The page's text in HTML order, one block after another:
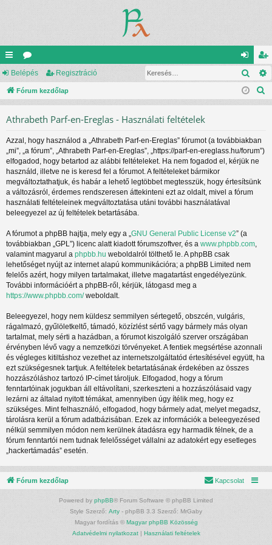
yo
rs
ór
u
el
ép
eg
is
ió
Belépés Regisztráció
Fórum kezdőlap
Athrabeth Parf-en-Ereglas - Használati feltételek
Azzal, hogy használod a „Athrabeth Parf-en-Ereglas” fórumot (a továbbiakban
„mi”, „a fórum”, „Athrabeth Parf-en-Ereglas”, „https://parf-en-ereglass.hu/forum”)
elfogadod, hogy betartod az alábbi feltételeket. Ha nem fogadod el, kérjük ne
használd, illetve ne is keresd fel a fórumot. A feltételeket bármikor
megváltoztathatjuk, és habár a lehető legtöbbet megtesszük, hogy értesítsünk
a változásról, érdemes rendszeresen áttekinteni ezt az oldalt, mivel a fórum
használati feltételeinek megváltoztatása utáni további használatával
beleegyezel az új feltételek betartásába.
A fórumot a phpBB hajtja, mely egy a „ GNU General Public License v2” (a
továbbiakban „GPL”) licenc alatt kiadott fórumszoftver, és a www.phpbb.com
valamint magyarul a phpbb.hu weboldalról tölthető le. A phpBB csak
lehetőséget nyújt az internet alapú kommunikációra; a phpBB Limited nem
felelős azért, hogy milyen tartalmakat, illetve magatartást engedélyezünk.
További információért a phpBB-ről, kérjük, látogasd meg a
https://www.phpbb.com/weboldalt.
Beleegyezel, hogy nem küldesz semmilyen sértegető, obszcén, vulgáris,
rágalmazó, gyűlöletkeltő, támadó, közízlést sértő vagy bármely más olyan
tartalmat, mely sérti a hazádban, a fórumot kiszolgáló szerver országában
érvényben lévő vagy a nemzetközi törvényeket. A fentiek megsértése azonnali
és végleges kitiltáshoz vezethet az internetszolgáltatód értesítésével együtt, ha
ezt szükségesnek tartjuk. A feltételek betartatásának érdekében az összes
hozzászóláshoz tartozó IP-címet tároljuk. Elfogadod, hogy a fórum
fenntartóinak jogukban áll eltávolítani, szerkeszteni a hozzászólásaid vagy
lezárni az általad nyitott témákat, amennyiben úgy ítélik meg, hogy ez
szükséges. Mint felhasználó, elfogadod, hogy bármely adat, melyet megadsz,
tárolásra kerül a fórum adatbázisában. Ezek az információk a beleegyezésed
nélkül semmilyen módon nem kerülnek átadásra egy harmadik félnek, de a
fórum fenntartói nem tudnak felelősséget vállalni az adatokért egy esetleges
„hackertámadás” esetén.
Fórum kezdőlap Kapcsolat
Powered by phpBB® Forum Software © phpBB Limited
Style Szerző: Arty - phpBB 3.3 Szerző: MrGaby
Magyar fordítás © Magyar phpBB Közösség
Adatvédelmi nyilatkozat| Használati feltételek